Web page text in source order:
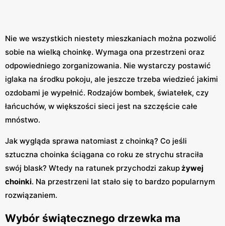
Nie we wszystkich niestety mieszkaniach można pozwolić
sobie na wielką choinkę. Wymaga ona przestrzeni oraz
odpowiedniego zorganizowania. Nie wystarczy postawić
iglaka na środku pokoju, ale jeszcze trzeba wiedzieć jakimi
ozdobami je wypełnić. Rodzajów bombek, światełek, czy
łańcuchów, w większości sieci jest na szczęście całe
mnóstwo.
Jak wygląda sprawa natomiast z choinką? Co jeśli
sztuczna choinka ściągana co roku ze strychu straciła
swój blask? Wtedy na ratunek przychodzi zakupżywej
choinki. Na przestrzeni lat stało się to bardzo popularnym
rozwiązaniem.
Wybór świątecznego drzewka ma